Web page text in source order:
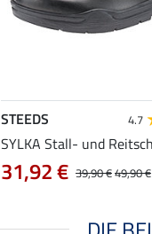
STEEDS 4.7
SYLKA Stall- und
39,90 €49,90 €
31,92 €